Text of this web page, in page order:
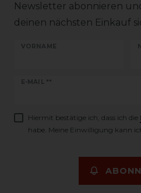
Newsletter abonnieren
deinen nächsten Einkauf
VORNAME
E-MAIL **
Newsletter
Hiermit bestätige ich, dass ich die
habe. Meine Einwilligung kann